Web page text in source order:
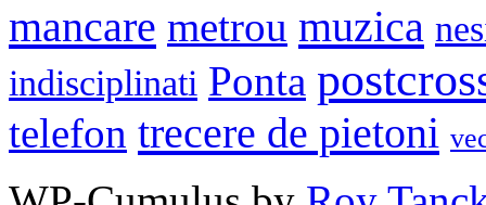
mancare metrou muzica
indisciplinati Ponta
telefon trecere de pietoni